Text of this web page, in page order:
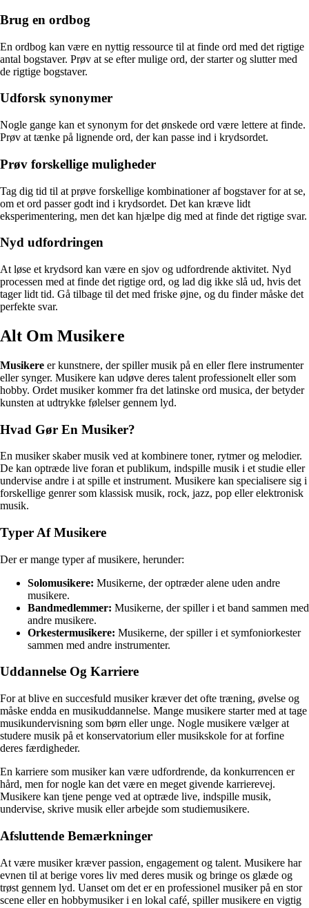
Brug en ordbog
En ordbog kan være en nyttig ressource til at finde ord med det rigtige
antal bogstaver. Prøv at se efter mulige ord, der starter og slutter med
de rigtige bogstaver.
Udforsk synonymer
Nogle gange kan et synonym for det ønskede ord være lettere at finde.
Prøv at tænke på lignende ord, der kan passe ind i krydsordet.
Prøv forskellige muligheder
Tag dig tid til at prøve forskellige kombinationer af bogstaver for at se,
om et ord passer godt ind i krydsordet. Det kan kræve lidt
eksperimentering, men det kan hjælpe dig med at finde det rigtige svar.
Nyd udfordringen
At løse et krydsord kan være en sjov og udfordrende aktivitet. Nyd
processen med at finde det rigtige ord, og lad dig ikke slå ud, hvis det
tager lidt tid. Gå tilbage til det med friske øjne, og du finder måske det
perfekte svar.
Alt Om Musikere
Musikere er kunstnere, der spiller musik på en eller flere instrumenter
eller synger. Musikere kan udøve deres talent professionelt eller som
hobby. Ordet musiker kommer fra det latinske ord musica, der betyder
kunsten at udtrykke følelser gennem lyd.
Hvad Gør En Musiker?
En musiker skaber musik ved at kombinere toner, rytmer og melodier.
De kan optræde live foran et publikum, indspille musik i et studie eller
undervise andre i at spille et instrument. Musikere kan specialisere sig i
forskellige genrer som klassisk musik, rock, jazz, pop eller elektronisk
musik.
Typer Af Musikere
Der er mange typer af musikere, herunder:
Solomusikere: Musikerne, der optræder alene uden andre
musikere.
Bandmedlemmer: Musikerne, der spiller i et band sammen med
andre musikere.
Orkestermusikere: Musikerne, der spiller i et symfoniorkester
sammen med andre instrumenter.
Uddannelse Og Karriere
For at blive en succesfuld musiker kræver det ofte træning, øvelse og
måske endda en musikuddannelse. Mange musikere starter med at tage
musikundervisning som børn eller unge. Nogle musikere vælger at
studere musik på et konservatorium eller musikskole for at forfine
deres færdigheder.
En karriere som musiker kan være udfordrende, da konkurrencen er
hård, men for nogle kan det være en meget givende karrierevej.
Musikere kan tjene penge ved at optræde live, indspille musik,
undervise, skrive musik eller arbejde som studiemusikere.
Afsluttende Bemærkninger
At være musiker kræver passion, engagement og talent. Musikere har
evnen til at berige vores liv med deres musik og bringe os glæde og
trøst gennem lyd. Uanset om det er en professionel musiker på en stor
scene eller en hobbymusiker i en lokal café, spiller musikere en vigtig